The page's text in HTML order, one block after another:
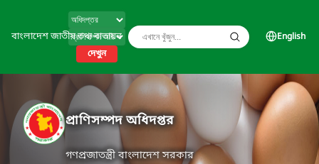
বাংলাদেশ জাতীয় তথ্য বাতায়ন
দেখুন
English
প্রাণিসম্পদ অধিদপ্তর
গণপ্রজাতন্ত্রী বাংলাদেশ সরকার